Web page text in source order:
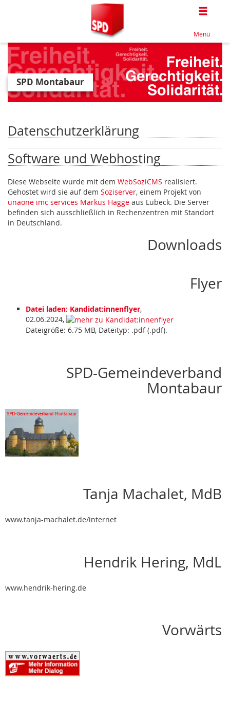
Menü
SPD Montabaur
Datenschutzerklärung
Software und Webhosting
Diese Webseite wurde mit dem WebSoziCMS realisiert.
Gehostet wird sie auf dem Soziserver, einem Projekt von
unaone imc services Markus Hagge aus Lübeck. Die Server
befinden sich ausschließlich in Rechenzentren mit Standort
in Deutschland.
Downloads
Flyer
Datei laden: Kandidat:innenflyer,
02.06.2024,
Dateigröße: 6.75 MB, Dateityp: .pdf (.pdf).
SPD-Gemeindeverband
Montabaur
Tanja Machalet, MdB
www.tanja-machalet.de/internet
Hendrik Hering, MdL
www.hendrik-hering.de
Vorwärts